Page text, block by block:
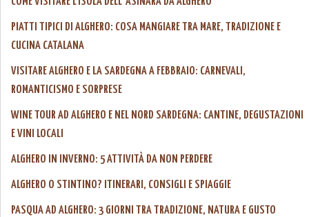
PIATTI TIPICI DI ALGHERO: COSA MANGIARE TRA MARE, TRADIZIONE E
CUCINA CATALANA
VISITARE ALGHERO E LA SARDEGNA A FEBBRAIO: CARNEVALI,
ROMANTICISMO E SORPRESE
WINE TOUR AD ALGHERO E NEL NORD SARDEGNA: CANTINE, DEGUSTAZIONI
E VINI LOCALI
ALGHERO IN INVERNO: 5 ATTIVITÀ DA NON PERDERE
ALGHERO O STINTINO? ITINERARI, CONSIGLI E SPIAGGIE
PASQUA AD ALGHERO: 3 GIORNI TRA TRADIZIONE, NATURA E GUSTO